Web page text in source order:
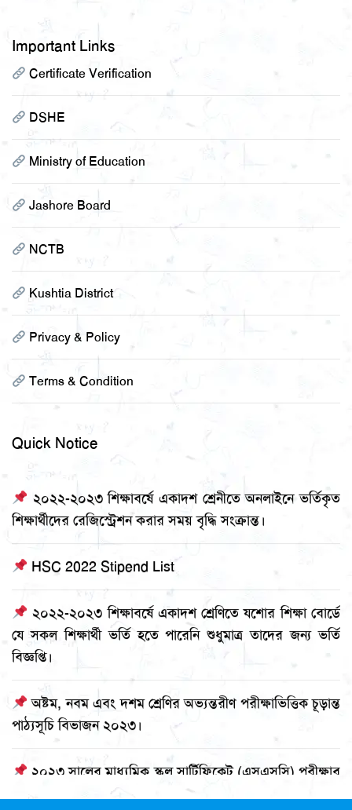
Important Links
Certificate Verification
DSHE
Ministry of Education
Jashore Board
NCTB
Kushtia District
Privacy & Policy
Terms & Condition
Quick Notice
২০২২-২০২৩ শিক্ষাবর্ষে একাদশ শ্রেনীতে অনলাইনে ভর্তিকৃত
শিক্ষার্থীদের রেজিস্ট্রেশন করার সময় বৃদ্ধি সংক্রান্ত।
২০২২-২০২৩ শিক্ষাবর্ষে একাদশ শ্রেণিতে যশোর শিক্ষা বোর্ডে
যে সকল শিক্ষার্থী ভর্তি হতে পারেনি শুধুমাত্র তাদের জন্য ভর্তি
বিজ্ঞপ্তি।
অষ্টম, নবম এবং দশম শ্রেণির অভ্যন্তরীণ পরীক্ষাভিত্তিক চূড়ান্ত
পাঠ্যসূচি বিভাজন ২০২৩।
২০২৩ সালের মাধ্যমিক স্কুল সার্টিফিকেট (এসএসসি) পরীক্ষার